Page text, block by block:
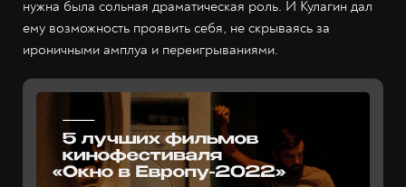
нужна была сольная драматическая роль. И Кулагин дал
ему возможность проявить себя, не скрываясь за
ироничными амплуа и переигрываниями.